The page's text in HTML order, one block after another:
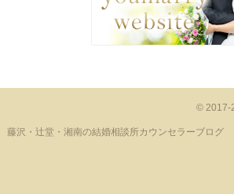
© 2017-
藤沢・辻堂・湘南の結婚相談所カウンセラーブログ